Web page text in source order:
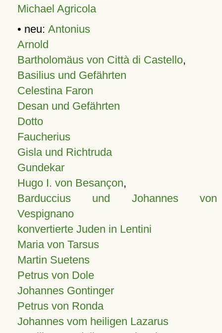
Michael Agricola
• neu: Antonius
Arnold
Bartholomäus von Città di Castello,
Basilius und Gefährten
Celestina Faron
Desan und Gefährten
Dotto
Faucherius
Gisla und Richtruda
Gundekar
Hugo I. von Besançon,
Barduccius und Johannes von
Vespignano
konvertierte Juden in Lentini
Maria von Tarsus
Martin Suetens
Petrus von Dole
Johannes Gontinger
Petrus von Ronda
Johannes vom heiligen Lazarus